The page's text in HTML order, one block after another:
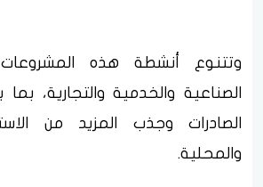
وتتنوع أنشطة هذه
الصناعية والخدمية والتجارية،
الصادرات وجذب المزيد من
والمحلية.